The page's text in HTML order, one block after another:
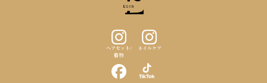
ヘアセット/
着物
ネイルケア